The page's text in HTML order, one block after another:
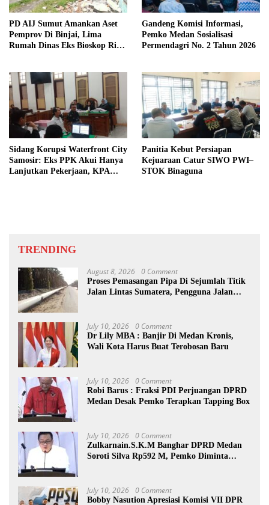
PD AIJ Sumut Amankan Aset
Pemprov Di Binjai, Lima
Rumah Dinas Eks Bioskop Ria
Gandeng Komisi Informasi,
Pemko Medan Sosialisasi
Permendagri No. 2 Tahun 2026
Sidang Korupsi Waterfront City
Samosir: Eks PPK Akui Hanya
Lanjutkan Pekerjaan, KPA
Panitia Kebut Persiapan
Kejuaraan Catur SIWO PWI–
STOK Binaguna
TRENDING
August 8, 2026 0 Comment
Proses Pemasangan Pipa Di Sejumlah Titik
Jalan Lintas Sumatera, Pengguna Jalan
July 10, 2026 0 Comment
Dr Lily MBA : Banjir Di Medan Kronis,
Wali Kota Harus Buat Terobosan Baru
July 10, 2026 0 Comment
Robi Barus : Fraksi PDI Perjuangan DPRD
Medan Desak Pemko Terapkan Tapping Box
July 10, 2026 0 Comment
Zulkarnain.S.K.M Banghar DPRD Medan
Soroti Silva Rp592 M, Pemko Diminta
July 10, 2026 0 Comment
Bobby Nasution Apresiasi Komisi VII DPR